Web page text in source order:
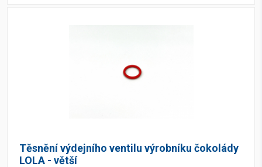
Těsnění výdejního ventilu výrobníku čokolády
LOLA - větší